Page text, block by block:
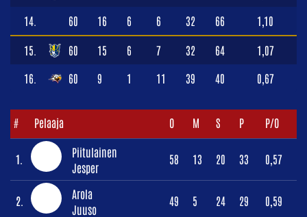
14. 60 16 6 6 32 66 1,10
15. 60 15 6 7 32 64 1,07
16. 60 9 1 11 39 40 0,67
# Pelaaja O M S P P/O
1.
Piitulainen
Jesper
58 13 20 33 0,57
2.
Arola
Juuso
49 5 24 29 0,59